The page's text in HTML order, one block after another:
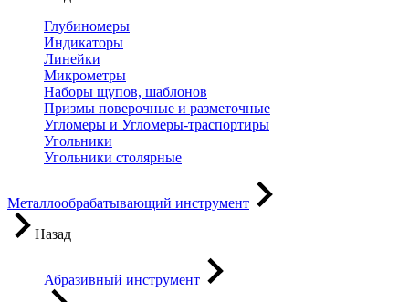
Глубиномеры
Индикаторы
Линейки
Микрометры
Наборы щупов, шаблонов
Призмы поверочные и разметочные
Угломеры и Угломеры-траспортиры
Угольники
Угольники столярные
Металлообрабатывающий инструмент
Назад
Абразивный инструмент